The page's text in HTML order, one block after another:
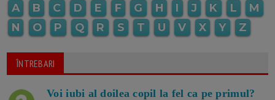
A B C D E F G H I J K L
M
N
O P Q R S T U V X Y Z
ÎNTREBARI
Voi iubi al doilea copil la fel ca pe primul?